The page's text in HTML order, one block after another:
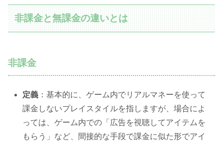
非課金と無課金の違いとは
非課金
定義 ：基本的に、ゲーム内でリアルマネーを使って
課金しないプレイスタイルを指しますが、場合によ
っては、ゲーム内での「広告を視聴してアイテムを
もらう」など、間接的な手段で課金に似た形でアイ